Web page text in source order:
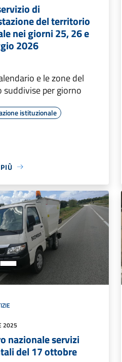
di
del territorio
nei giorni 25, 26 e
2026
e le zone del
per giorno
istituzionale
2025
nazionale servizi
del 17 ottobre